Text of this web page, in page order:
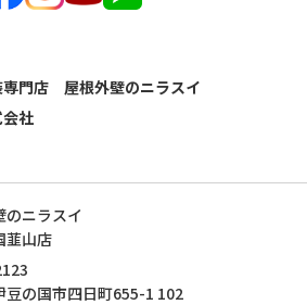
専門店 屋根外壁のニラスイ
社
のニラスイ
韮山店
豆の国市四日町655-1 102